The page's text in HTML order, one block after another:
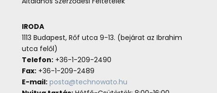
IRODA
1113 Budapest, Rőf utca 9-13. (bejárat az Ibrahim
utca felől)
Telefon:+36-1-209-2490
Fax:+36-1-209-2489
E-mail: posta@technowato.hu